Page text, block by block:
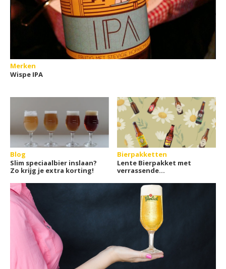
Merken
Wispe IPA
Blog
Slim speciaalbier inslaan?
Zo krijg je extra korting!
Bierpakketten
Lente Bierpakket met
verrassende
bierfamilie